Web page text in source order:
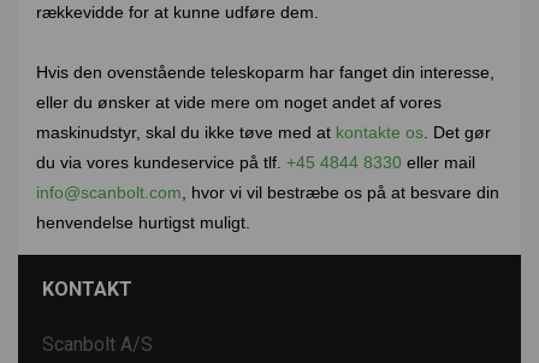
rækkevidde for at kunne udføre dem.
Hvis den ovenstående teleskoparm har fanget din interesse,
eller du ønsker at vide mere om noget andet af vores
maskinudstyr, skal du ikke tøve med at kontakte os . Det gør
du via vores kundeservice på tlf. +45 4844 8330 eller mail
info@scanbolt.com , hvor vi vil bestræbe os på at besvare din
henvendelse hurtigst muligt.
KONTAKT
Scanbolt A/S